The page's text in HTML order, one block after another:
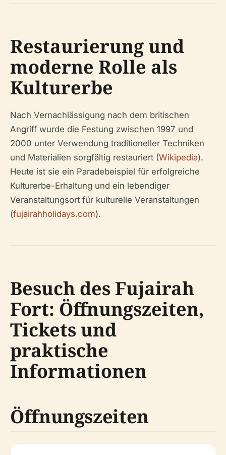
Restaurierung und
moderne Rolle als
Kulturerbe
Nach Vernachlässigung nach dem britischen
Angriff wurde die Festung zwischen 1997 und
2000 unter Verwendung traditioneller Techniken
und Materialien sorgfältig restauriert (Wikipedia).
Heute ist sie ein Paradebeispiel für erfolgreiche
Kulturerbe-Erhaltung und ein lebendiger
Veranstaltungsort für kulturelle Veranstaltungen
(fujairahholidays.com).
Besuch des Fujairah
Fort: Öffnungszeiten,
Tickets und
praktische
Informationen
Öffnungszeiten